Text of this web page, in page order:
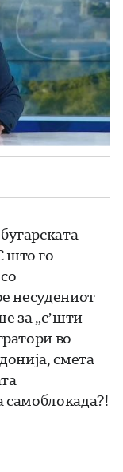
што го
несудениот
за „с’шти
во
смета
самоблокада?!